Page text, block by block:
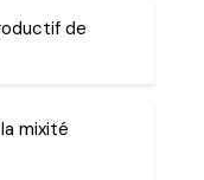
de
mixité